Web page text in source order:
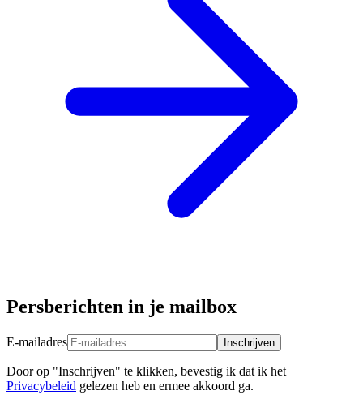
Persberichten in je mailbox
E-mailadres Inschrijven
Door op "Inschrijven" te klikken, bevestig ik dat ik het
Privacybeleid gelezen heb en ermee akkoord ga.